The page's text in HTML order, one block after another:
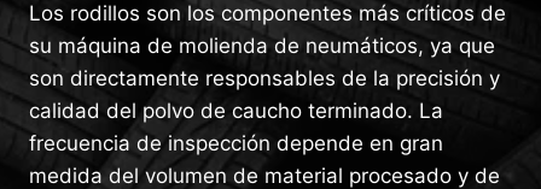
Los rodillos son los componentes más críticos de
su máquina de molienda de neumáticos, ya que
son directamente responsables de la precisión y
calidad del polvo de caucho terminado. La
frecuencia de inspección depende en gran
medida del volumen de material procesado y de